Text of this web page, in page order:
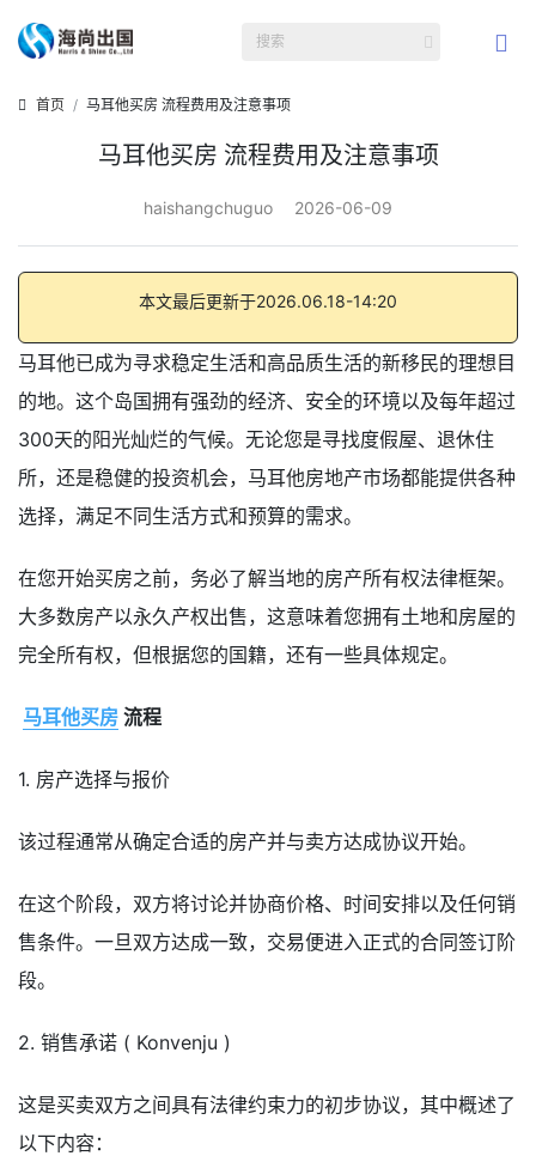
首页 马耳他买房 流程费用及注意事项
马耳他买房 流程费用及注意事项
haishangchuguo 2026-06-09
本文最后更新于2026.06.18-14:20
马耳他已成为寻求稳定生活和高品质生活的新移民的理想目
的地。这个岛国拥有强劲的经济、安全的环境以及每年超过
300天的阳光灿烂的气候。无论您是寻找度假屋、退休住
所，还是稳健的投资机会，马耳他房地产市场都能提供各种
选择，满足不同生活方式和预算的需求。
在您开始买房之前，务必了解当地的房产所有权法律框架。
大多数房产以永久产权出售，这意味着您拥有土地和房屋的
完全所有权，但根据您的国籍，还有一些具体规定。
马耳他买房 流程
1. 房产选择与报价
该过程通常从确定合适的房产并与卖方达成协议开始。
在这个阶段，双方将讨论并协商价格、时间安排以及任何销
售条件。一旦双方达成一致，交易便进入正式的合同签订阶
段。
2. 销售承诺 ( Konvenju )
这是买卖双方之间具有法律约束力的初步协议，其中概述了
以下内容：